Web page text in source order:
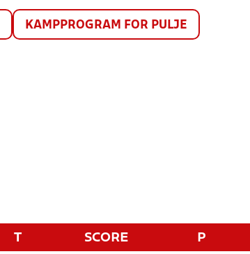
KAMPPROGRAM FOR PULJE
T SCORE P